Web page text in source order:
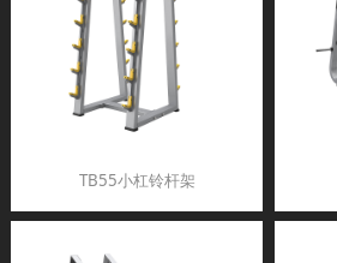
TB55小杠铃杆架